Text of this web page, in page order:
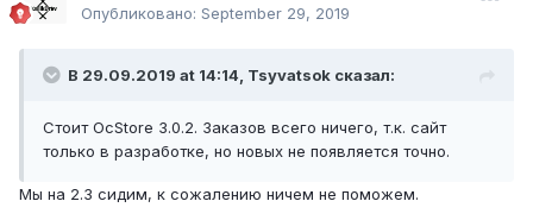
Опубликовано: September 29, 2019
В 29.09.2019 at 14:14, Tsyvatsok сказал:
Стоит OcStore 3.0.2. Заказов всего ничего, т.к. сайт
только в разработке, но новых не появляется точно.
Мы на 2.3 сидим, к сожалению ничем не поможем.